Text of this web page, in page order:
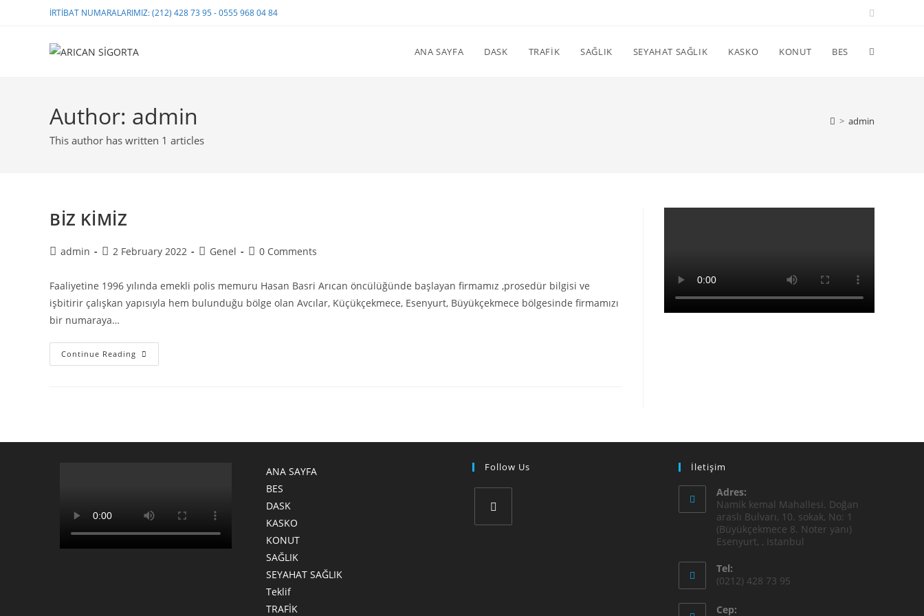
İRTİBAT NUMARALARIMIZ: (212) 428 73 95 - 0555 968 04 84
ANA SAYFA DASK TRAFİK SAĞLIK SEYAHAT SAĞLIK KASKO KONUT BES
Author: admin
This author has written 1 articles
> admin
BİZ KİMİZ
admin 2 February 2022 Genel 0 Comments
Faaliyetine 1996 yılında emekli polis memuru Hasan Basri Arıcan öncülüğünde başlayan firmamız ,prosedür bilgisi ve
işbitirir çalışkan yapısıyla hem bulunduğu bölge olan Avcılar, Küçükçekmece, Esenyurt, Büyükçekmece bölgesinde firmamızı
bir numaraya…
Continue Reading
ANA SAYFA
BES
DASK
KASKO
KONUT
SAĞLIK
SEYAHAT SAĞLIK
Teklif
TRAFİK
Follow Us İletişim
Adres:
Namik kemal Mahallesi. Doğan
araslı Bulvarı, 10. sokak, No: 1
(Büyükçekmece 8. Noter yanı)
Esenyurt, , Istanbul
Tel:
(0212) 428 73 95
Cep: